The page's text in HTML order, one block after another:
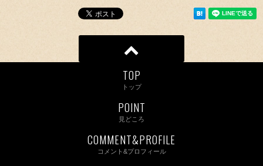
TOP
トップ
POINT
見どころ
COMMENT&PROFILE
コメント&プロフィール